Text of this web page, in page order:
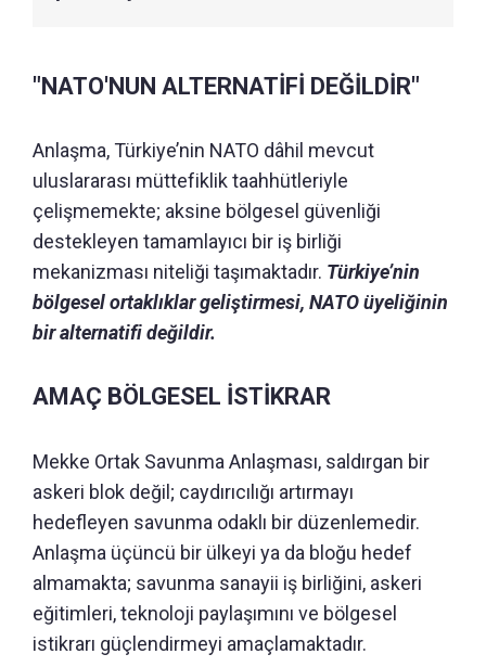
"NATO'NUN ALTERNATİFİ DEĞİLDİR"
Anlaşma, Türkiye’nin NATO dâhil mevcut
uluslararası müttefiklik taahhütleriyle
çelişmemekte; aksine bölgesel güvenliği
destekleyen tamamlayıcı bir iş birliği
mekanizması niteliği taşımaktadır. Türkiye’nin
bölgesel ortaklıklar geliştirmesi, NATO üyeliğinin
bir alternatifi değildir.
AMAÇ BÖLGESEL İSTİKRAR
Mekke Ortak Savunma Anlaşması, saldırgan bir
askeri blok değil; caydırıcılığı artırmayı
hedefleyen savunma odaklı bir düzenlemedir.
Anlaşma üçüncü bir ülkeyi ya da bloğu hedef
almamakta; savunma sanayii iş birliğini, askeri
eğitimleri, teknoloji paylaşımını ve bölgesel
istikrarı güçlendirmeyi amaçlamaktadır.